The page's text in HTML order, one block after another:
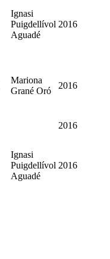
Ignasi
Puigdellívol
Aguadé
2016
Mariona
Grané Oró
2016
2016
Ignasi
Puigdellívol
Aguadé
2016